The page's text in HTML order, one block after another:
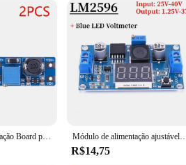
Comes with necessary components for
Power Distribution**
POTENCIA is not just another power
making it a reliable choice for any
DE POTENCIA is designed to cater to a
ensuring that it can be used in various
component in your automation toolkit.
Módulo de Alimentação Board para Arduino, Step Up Converter, Booster, Módulo MT3608 Boost, DC, 2A Max, 2 V-24V, 5 V, 9 V, 12 V, 28V, 1-20 PCes Módulo de alimentação ajustável Step-Down + LED azul, LM2596
R$14,75